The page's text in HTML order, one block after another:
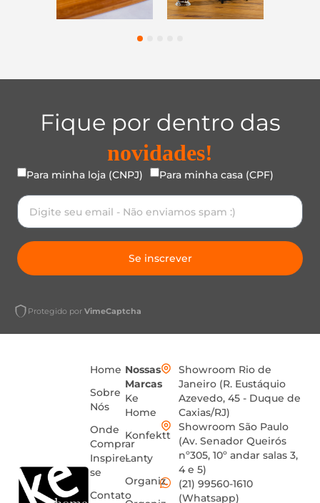
45
Fique por dentro das
novidades!
Para minha loja (CNPJ) Para minha casa (CPF)
Se inscrever
Protegido por VimeCaptcha
Home
Sobre
Nós
Onde
Comprar
Inspire-
se
Contato
Nossas
Marcas
Ke
Home
Konfektt
Lanty
Organiz
Showroom Rio de
Janeiro (R. Eustáquio
Azevedo, 45 - Duque de
Caxias/RJ)
Showroom São Paulo
(Av. Senador Queirós
nº305, 10º andar salas 3,
4 e 5)
(21) 99560-1610
(Whatsapp)